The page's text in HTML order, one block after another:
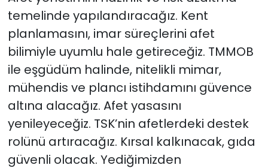
temelinde yapılandıracağız. Kent
planlamasını, imar süreçlerini afet
bilimiyle uyumlu hale getireceğiz. TMMOB
ile eşgüdüm halinde, nitelikli mimar,
mühendis ve plancı istihdamını güvence
altına alacağız. Afet yasasını
yenileyeceğiz. TSK’nin afetlerdeki destek
rolünü artıracağız. Kırsal kalkınacak, gıda
güvenli olacak. Yediğimizden